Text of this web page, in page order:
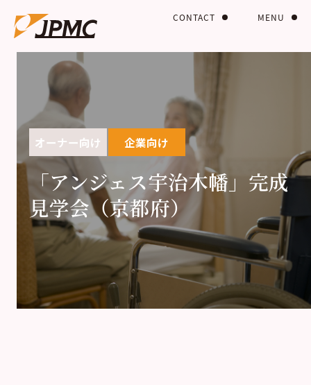
MENU
CONTACT
オーナー向け 企業向け
「アンジェス宇治木幡」完成
見学会（京都府）